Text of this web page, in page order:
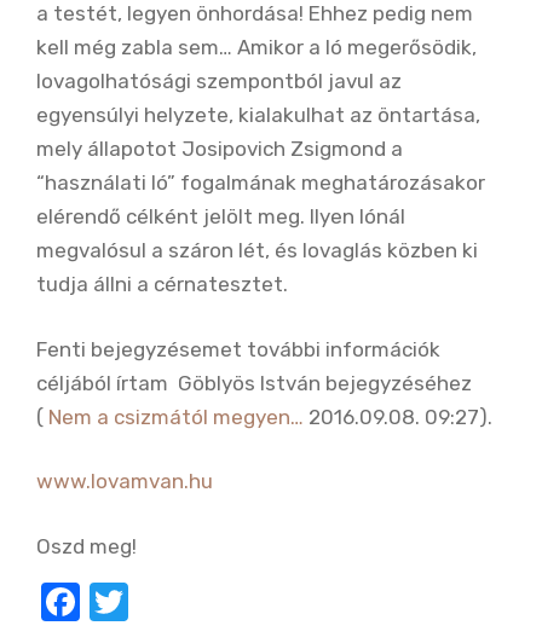
a testét, legyen önhordása! Ehhez pedig nem
kell még zabla sem… Amikor a ló megerősödik,
lovagolhatósági szempontból javul az
egyensúlyi helyzete, kialakulhat az öntartása,
mely állapotot Josipovich Zsigmond a
“használati ló” fogalmának meghatározásakor
elérendő célként jelölt meg. Ilyen lónál
megvalósul a száron lét, és lovaglás közben ki
tudja állni a cérnatesztet.
Fenti bejegyzésemet további információk
céljából írtam Göblyös István bejegyzéséhez
( Nem a csizmától megyen… 2016.09.08. 09:27).
www.lovamvan.hu
Oszd meg!
F